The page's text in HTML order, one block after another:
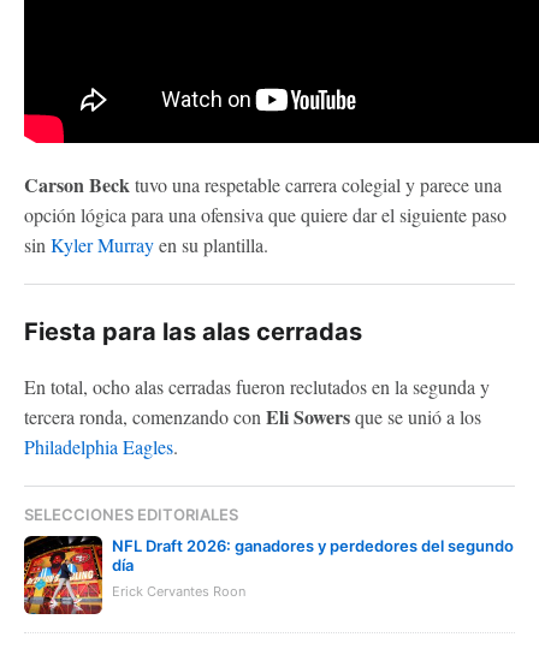
Carson Becktuvo una respetable carrera colegial y parece una
opción lógica para una ofensiva que quiere dar el siguiente paso
sin Kyler Murrayen su plantilla.
Fiesta para las alas cerradas
En total, ocho alas cerradas fueron reclutados en la segunda y
tercera ronda, comenzando con Eli Sowersque se unió a los
Philadelphia Eagles.
SELECCIONES EDITORIALES
NFL Draft 2026: ganadores y perdedores del segundo
día
Erick Cervantes Roon